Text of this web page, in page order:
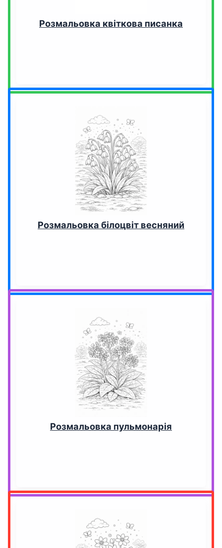
Розмальовка квіткова писанка
Розмальовка білоцвіт весняний
Розмальовка пульмонарія